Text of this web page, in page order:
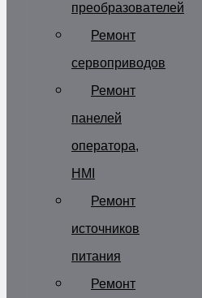
преобразователей
Ремонт
сервоприводов
Ремонт
панелей
оператора,
HMI
Ремонт
источников
питания
Ремонт